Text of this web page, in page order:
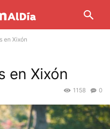
en Xixón
en Xixón
0
1158